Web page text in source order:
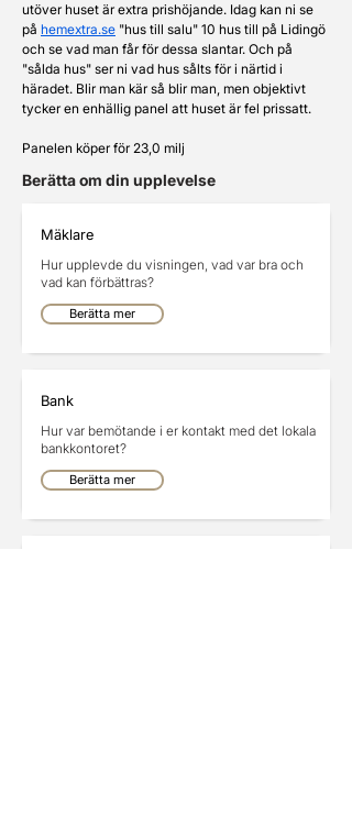
utöver huset är extra prishöjande. Idag kan ni se
på hemextra.se "hus till salu" 10 hus till på Lidingö
och se vad man får för dessa slantar. Och på
"sålda hus" ser ni vad hus sålts för i närtid i
häradet. Blir man kär så blir man, men objektivt
tycker en enhällig panel att huset är fel prissatt.
Panelen köper för 23,0 milj
Berätta om din upplevelse
Mäklare
Hur upplevde du visningen, vad var bra och
vad kan förbättras?
Berätta mer
Bank
Hur var bemötande i er kontakt med det lokala
bankkontoret?
Berätta mer